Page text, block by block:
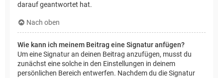
darauf geantwortet hat.
Nach oben
Wie kann ich meinem Beitrag eine Signatur anfügen?
Um eine Signatur an deinen Beitrag anzufügen, musst du
zunächst eine solche in den Einstellungen in deinem
persönlichen Bereich entwerfen. Nachdem du die Signatur